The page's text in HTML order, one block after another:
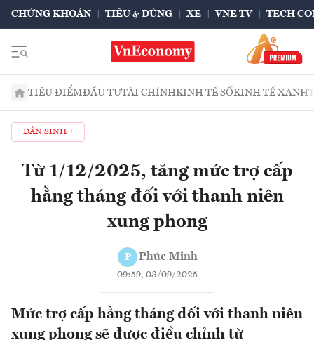
CHỨNG KHOÁN TIÊU & DÙNG XE VNE TV TECH
TIÊU ĐIỂMĐẦU TƯTÀI CHÍNHKINH TẾ SỐKINH TẾ XANH
DÂN SINH
Từ 1/12/2025, tăng mức trợ cấp
hằng tháng đối với thanh niên
xung phong
P Phúc Minh
09:59, 03/09/2025
Mức trợ cấp hằng tháng đối với thanh niên
xung phong sẽ được điều chỉnh từ